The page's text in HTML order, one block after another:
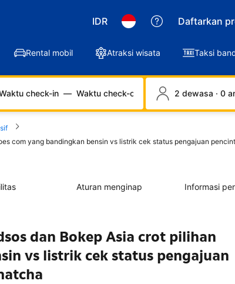
IDR Daftarkan
Rental mobil Atraksi wisata Taksi
check-in — Waktu check-out 2 dewasa · 0
com yang bandingkan bensin vs listrik cek status pengajuan
Aturan menginap Informasi
dan Bokep Asia crot pilihan
vs listrik cek status pengajuan